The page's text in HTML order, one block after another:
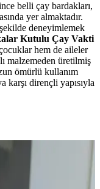
belli çay bardakları,
yer almaktadır.
deneyimlemek
Kutulu Çay Vakti
hem de aileler
malzemeden üretilmiş
ömürlü kullanım
karşı dirençli yapısıyla
Tariflerle